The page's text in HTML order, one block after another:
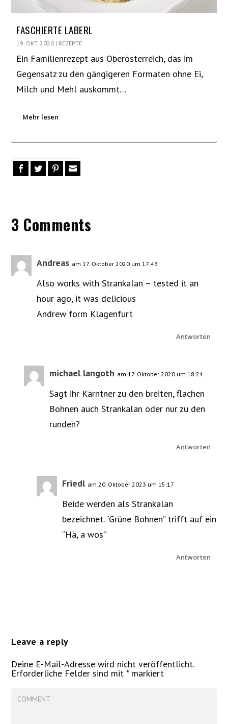
FASCHIERTE LABERL
19. OKT. 2020 | REZEPTE
Ein Familienrezept aus Oberösterreich, das im
Gegensatz zu den gängigeren Formaten ohne Ei,
Milch und Mehl auskommt…
Mehr lesen
3 Comments
Andreas am 17. Oktober 2020 um 17:43
Also works with Strankalan – tested it an
hour ago, it was delicious
Andrew form Klagenfurt
Antworten
michael langoth am 17. Oktober 2020 um 18:24
Sagt ihr Kärntner zu den breiten, flachen
Bohnen auch Strankalan oder nur zu den
runden?
Antworten
Friedl am 20. Oktober 2023 um 15:17
Beide werden als Strankalan
bezeichnet. “Grüne Bohnen” trifft auf ein
“Hä, a wos”
Antworten
Leave a reply
Deine E-Mail-Adresse wird nicht veröffentlicht.
Erforderliche Felder sind mit*markiert